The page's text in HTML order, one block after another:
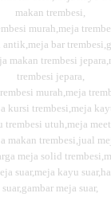
makan trembesi,
murah,meja
bar
makan trembesi
trembesi jepara,
murah,meja
kursi trembesi,meja
trembesi utuh,meja
makan trembesi,jual
meja solid
suar,meja kayu
suar,gambar meja suar,